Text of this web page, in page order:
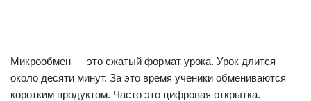
Микрообмен — это сжатый формат урока. Урок длится
около десяти минут. За это время ученики обмениваются
коротким продуктом. Часто это цифровая открытка.